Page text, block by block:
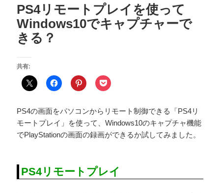
PS4リモートプレイを使って
Windows10でキャプチャーで
きる？
共有:
PS4の画面をパソコンからリモート制御できる「PS4リ
モートプレイ」を使って、Windows10のキャプチャ機能
でPlayStationの画面の録画ができるか試してみました。
PS4リモートプレイ